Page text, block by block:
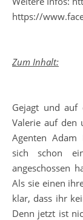
https://
Zum Inhalt:
Gejagt und auf
Valerie auf den
Agenten Adam
sich schon
angeschossen
Als sie einen
klar, dass ihr
Denn jetzt ist